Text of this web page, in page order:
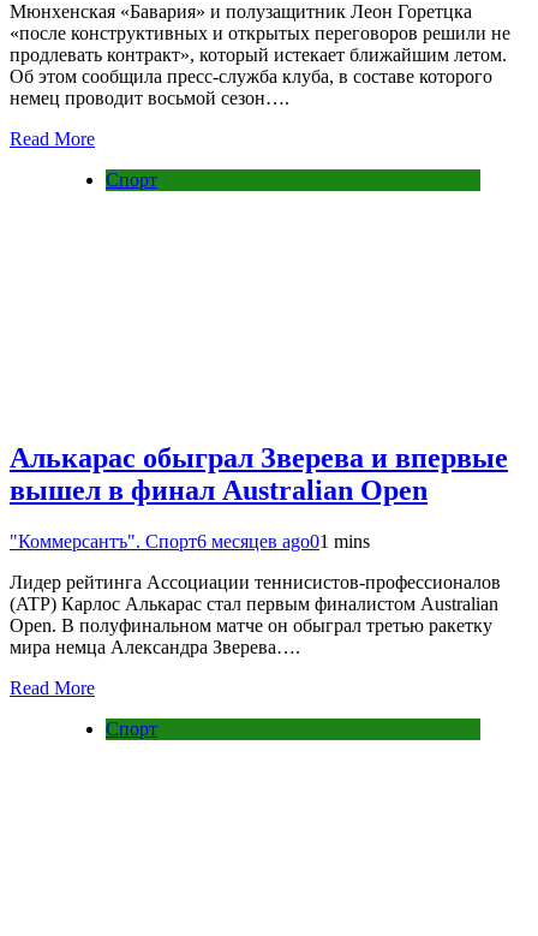
Мюнхенская «Бавария» и полузащитник Леон Горетцка
«после конструктивных и открытых переговоров решили не
продлевать контракт», который истекает ближайшим летом.
Об этом сообщила пресс-служба клуба, в составе которого
немец проводит восьмой сезон….
Read More
Спорт
Алькарас обыграл Зверева и впервые
вышел в финал Australian Open
"Коммерсантъ". Спорт6 месяцев ago01 mins
Лидер рейтинга Ассоциации теннисистов-профессионалов
(ATP) Карлос Алькарас стал первым финалистом Australian
Open. В полуфинальном матче он обыграл третью ракетку
мира немца Александра Зверева….
Read More
Спорт